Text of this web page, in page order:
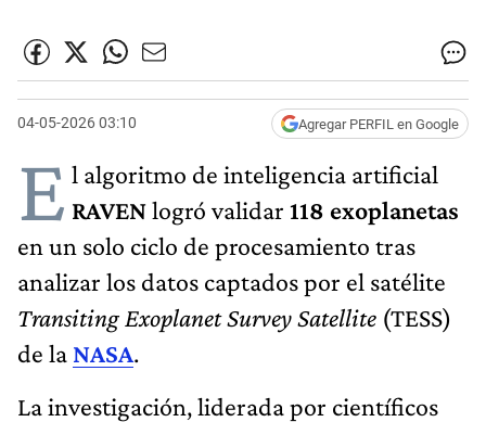
04-05-2026 03:10 Agregar PERFIL en Google
E l algoritmo de inteligencia artificial
RAVENlogró validar 118 exoplanetas
en un solo ciclo de procesamiento tras
analizar los datos captados por el satélite
Transiting Exoplanet Survey Satellite (TESS)
de la NASA.
La investigación, liderada por científicos